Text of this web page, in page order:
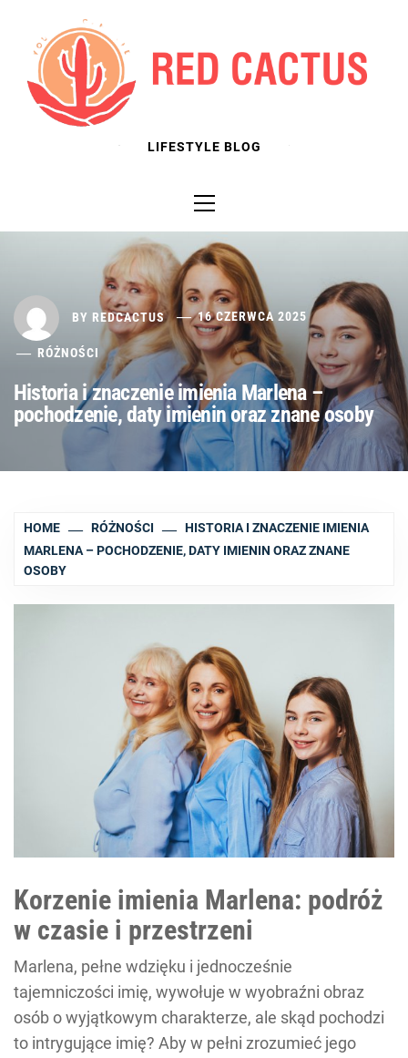
content
LIFESTYLE BLOG
Menu
BY REDCACTUS 16 CZERWCA 2025
RÓŻNOŚCI
Historia i znaczenie imienia Marlena –
pochodzenie, daty imienin oraz znane osoby
HOME RÓŻNOŚCI
HISTORIA I ZNACZENIE IMIENIA
MARLENA – POCHODZENIE, DATY IMIENIN ORAZ ZNANE
OSOBY
Korzenie imienia Marlena: podróż
w czasie i przestrzeni
Marlena, pełne wdzięku i jednocześnie
tajemniczości imię, wywołuje w wyobraźni obraz
osób o wyjątkowym charakterze, ale skąd pochodzi
to intrygujące imię? Aby w pełni zrozumieć jego